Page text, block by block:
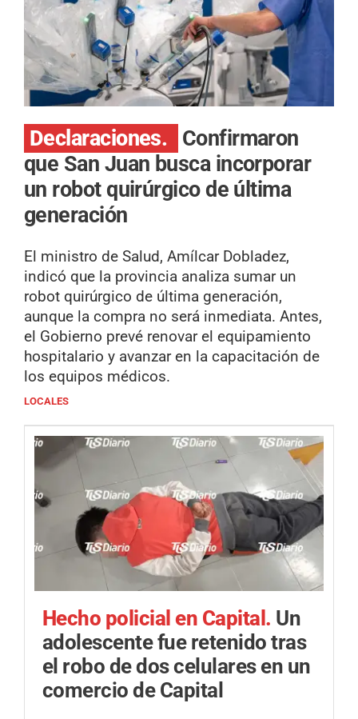
Declaraciones.
Confirmaron
que San Juan busca incorporar
un robot quirúrgico de última
generación
El ministro de Salud, Amílcar Dobladez,
indicó que la provincia analiza sumar un
robot quirúrgico de última generación,
aunque la compra no será inmediata. Antes,
el Gobierno prevé renovar el equipamiento
hospitalario y avanzar en la capacitación de
los equipos médicos.
LOCALES
Hecho policial en Capital. Un
adolescente fue retenido tras
el robo de dos celulares en un
comercio de Capital